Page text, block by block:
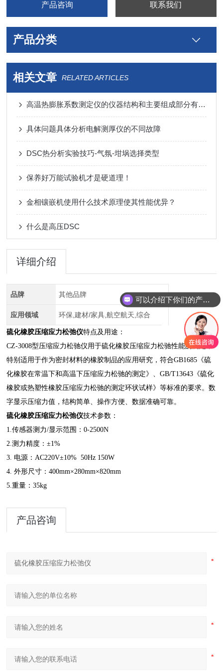
产品咨询 联系我们
产品分类
相关文章 RELATED ARTICLES
高温热膨胀系数测定仪的仪器结构和主要组成部分有哪些？
具体问题具体分析电解测厚仪的不同故障
DSC热分析实验技巧-气氛-坩埚选择类型
保养好万能试验机才是硬道理！
金相镶嵌机使用什么技术原理使其性能优异？
什么是高压DSC
详细介绍
品牌 其他品牌
应用领域 环保,建材/家具,航空航天,综合
硫化橡胶压缩应力松弛仪特点及用途：
CZ-3008型压缩应力松驰仪用于硫化橡胶压缩应力松驰性能的测定，
特别适用于作为密封材料的橡胶制品的应用研究，符合GB1685《硫
化橡胶在常温下和高温下压缩应力松驰的测定》、GB/T13643《硫化
橡胶或热塑性橡胶压缩应力松驰的测定环状试样》等标准的要求。数
字显示压缩力值，结构简单、操作方便、数据准确可靠。
硫化橡胶压缩应力松弛仪技术参数：
1.传感器测力/显示范围：0-2500N
2.测力精度：±1%
3. 电源：AC220V±10% 50Hz 150W
4. 外形尺寸：400mm×280mm×820mm
5.重量：35kg
产品咨询
可以介绍下你们的产品么？